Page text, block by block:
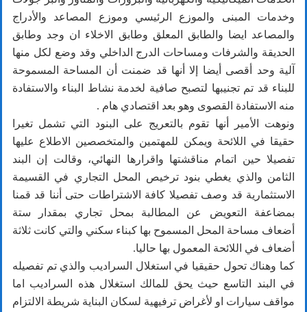
وخدمات المبنى والموزع الرئيسي وموزع المصاعد والأدراج
والمصاعد ايضا والطابق المعلق وطابق الاخلاء ان وجد وطابق
الحديقة والشرفات ومساحات الدرج الداخلي وقد وضع لكل منها
آلية وحد أقصى أيضا إلا أنها قد ضمنت أن المساحة المسموحة
للبناء قد تم تجنيبها لتصبح صافية لخدمة نشاط البناء والاستفادة
منه الاستفادة القصوى وهو بعد اقتصادي هام .
ونوهت الأمير أنها تقوم بالتعريج على البنود التي تشمل تغيرا
حقيقا في اللائحة ويمكن للمهتمين والمتخصصين الاطلاع عليها
تفصيلا حين اتمام مناقشتها واقرارها النهائي، وقالت إن البند
الثامن والذي يغطي بنود ترخيص المحل التجاري في القسيمة
الاستثمارية قد وصف تفصيلا كافة الاشتراطات حتى أننا قد قمنا
بمضاعفة التعويض عن المطالبة بمحل تجاري بمقدار ستة
أضعاف مساحة المحل المسموح بها كبناء سكني والتي كانت ثلاثة
أضعاف في اللائحة المعمول بها حاليا.
كما وهناك تحول حقيقيا في استغلال السراديب والذي تم تفصيله
في البند التاسع حيث يحق للمالك استغلال هذه السراديب اما
مواقف سيارات او لأغراض ترفيهية لسكان البناية شريطة الالتزام